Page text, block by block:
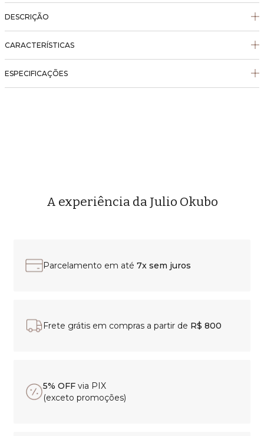
DESCRIÇÃO
CARACTERÍSTICAS
ESPECIFICAÇÕES
A experiência da Julio Okubo
Parcelamento em até 7x sem juros
Frete grátis em compras a partir de R$ 800
5% OFF via PIX
(exceto promoções)